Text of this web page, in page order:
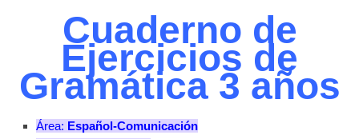
Cuaderno de
Ejercicios de
Gramática 3 años
Área: Español-Comunicación